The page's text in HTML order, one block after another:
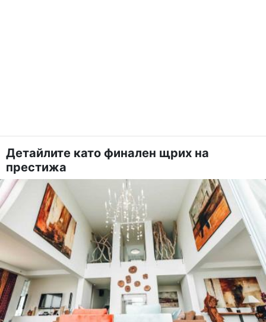
Детайлите като финален щрих на
престижа